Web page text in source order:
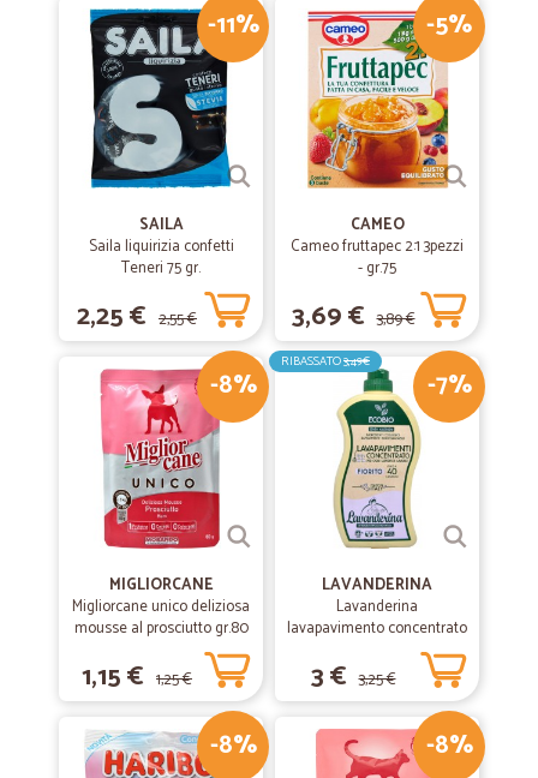
-11%
SAILA
Saila liquirizia confetti
Teneri 75 gr.
2,25 € 2,55 €
-5%
CAMEO
Cameo fruttapec 2:1 3pezzi
- gr.75
3,69 € 3,89 €
-8%
MIGLIORCANE
Migliorcane unico deliziosa
mousse al prosciutto gr.80
1,15 € 1,25 €
-7%
RIBASSATO3,49€
LAVANDERINA
Lavanderina
lavapavimento concentrato
3 € 3,25 €
-8% -8%